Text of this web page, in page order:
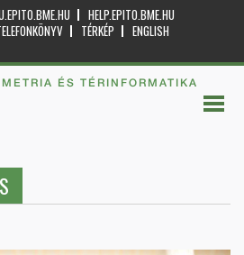
HELP.EPITO.BME.HU
TÉRKÉP
ENGLISH
ÉS TÉRINFORMATIKA